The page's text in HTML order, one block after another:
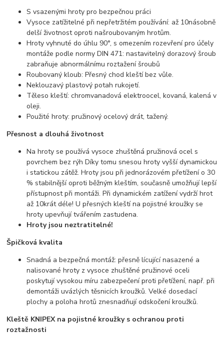
S vsazenými hroty pro bezpečnou práci
Vysoce zatížitelné při nepřetržitém používání: až 10násobně
delší životnost oproti našroubovaným hrotům.
Hroty vyhnuté do úhlu 90°, s omezením rozevření pro účely
montáže podle normy DIN 471: nastavitelný dorazový šroub
zabraňuje abnormálnímu roztažení šroubů
Roubovaný kloub: Přesný chod kleští bez vůle.
Neklouzavý plastový potah rukojetí.
Těleso kleští: chromvanadová elektroocel, kovaná, kalená v
oleji.
Použité hroty: pružinový ocelový drát, tažený.
Přesnost a dlouhá životnost
Na hroty se používá vysoce zhuštěná pružinová ocel s
povrchem bez rýh Díky tomu snesou hroty vyšší dynamickou
i statickou zátěž. Hroty jsou při jednorázovém přetížení o 30
% stabilnější oproti běžným kleštím, současně umožňují lepší
přístupnost při montáži. Při dynamickém zatížení vydrží hrot
až 10krát déle! U přesných kleští na pojistné kroužky se
hroty upevňují tvářením zastudena.
Hroty jsou neztratitelné!
Špičková kvalita
Snadná a bezpečná montáž: přesně lícující nasazené a
nalisované hroty z vysoce zhuštěné pružinové oceli
poskytují vysokou míru zabezpečení proti přetížení, např. při
demontáži uvázlých těsnicích kroužků. Velké dosedací
plochy a poloha hrotů znesnadňují odskočení kroužků.
Kleště KNIPEX na pojistné kroužky s ochranou proti
roztažnosti